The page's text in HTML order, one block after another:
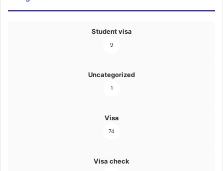
Student visa
9
Uncategorized
1
Visa
74
Visa check